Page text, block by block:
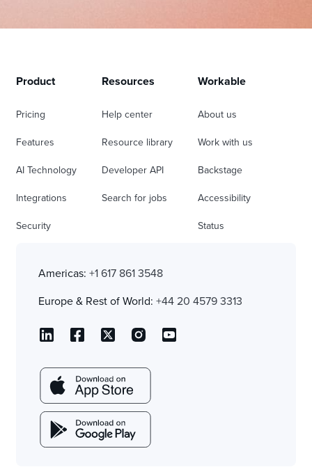
Product
Pricing
Features
AI Technology
Integrations
Security
Resources
Help center
Resource library
Developer API
Search for jobs
Workable
About us
Work with us
Backstage
Accessibility
Status
Americas: +1 617 861 3548
Europe & Rest of World: +44 20 4579 3313